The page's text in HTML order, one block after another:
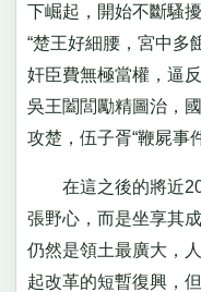
下崛起，開始不斷騷
“楚王好細腰，宮中多
奸臣費無極當權，逼
吳王闔閭勵精圖治，
攻楚，伍子胥“鞭屍事
在這之後的將近
張野心，而是坐享其
仍然是領土最廣大，
起改革的短暫復興，